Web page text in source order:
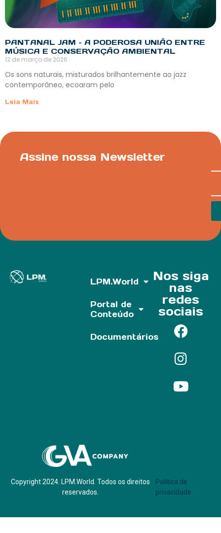
PANTANAL JAM – A PODEROSA UNIÃO ENTRE
MÚSICA E CONSERVAÇÃO AMBIENTAL
12 de março de 2026
Os sons naturais, misturados brilhantemente ao jazz
contemporâneo, ecoaram pelo
Leia Mais
Assine nossa Newsletter
LPM.World
Portal de
Conteúdo
Documentários
Nos siga
nas
redes
sociais
Copyright 2024. LPM.World. Todos os direitos
reservados.
Política de
privacidade.